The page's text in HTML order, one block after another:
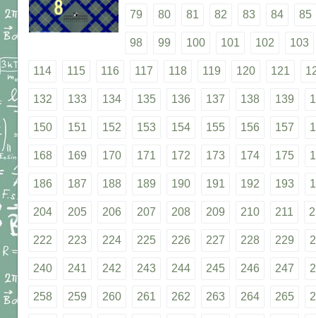
79 80 81 82 83 84 85
98 99 100 101 102 103
114 115 116 117 118 119 120 121
132 133 134 135 136 137 138 139
150 151 152 153 154 155 156 157
168 169 170 171 172 173 174 175
186 187 188 189 190 191 192 193
204 205 206 207 208 209 210 211
222 223 224 225 226 227 228 229
240 241 242 243 244 245 246 247
258 259 260 261 262 263 264 265